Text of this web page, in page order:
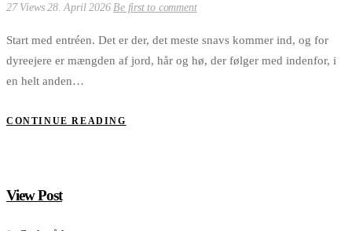
27 Views28. April 2026 Be first to comment
Start med entréen. Det er der, det meste snavs kommer ind, og for
dyreejere er mængden af jord, hår og hø, der følger med indenfor, i
en helt anden…
CONTINUE READING
View Post